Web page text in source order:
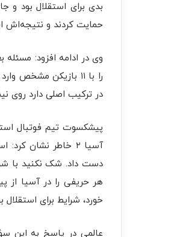
بدی برای استقلال بود و
حمایت کردند و نتیجه‌اش
وی در ادامه افزود:
را با ۱۱ بازیکن
در ترکیب اصلی دارد روی
پیشکسوت تیم فوتبال
آسیا ۲ خاطر نشان
دست داد. شک نکنید با
هر حریفی را در آسیا از
خورد، شرایط برای استقلال